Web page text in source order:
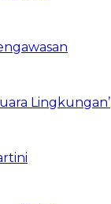
Lingkungan’